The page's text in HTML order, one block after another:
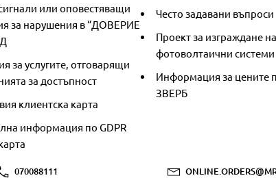
или оповестяващи
за нарушения в “ДОВЕРИЕ
за услугите, отговарящи
за достъпност
клиентска карта
информация по GDPR
Често задавани въпроси
Проект за изграждане
фотоволтаични системи
Информация за цените
ЗВЕРБ
070088111